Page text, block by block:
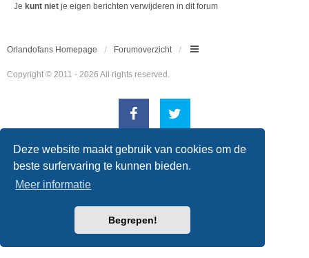
Deze website maakt gebruik van cookies om de
beste surfervaring te kunnen bieden.
Meer informatie
Begrepen!
Je kunt niet je eigen berichten verwijderen in dit forum
Orlandofans Homepage Forumoverzicht
Copyright © 2011 - 2026 All rights reserved.
Powered by phpBB ® Forum Software © phpBB Limited
phpBB.nl
Stylewe_universalcreated by INVENTEA & v12mike
Privacy|Gebruikersvoorwaarden